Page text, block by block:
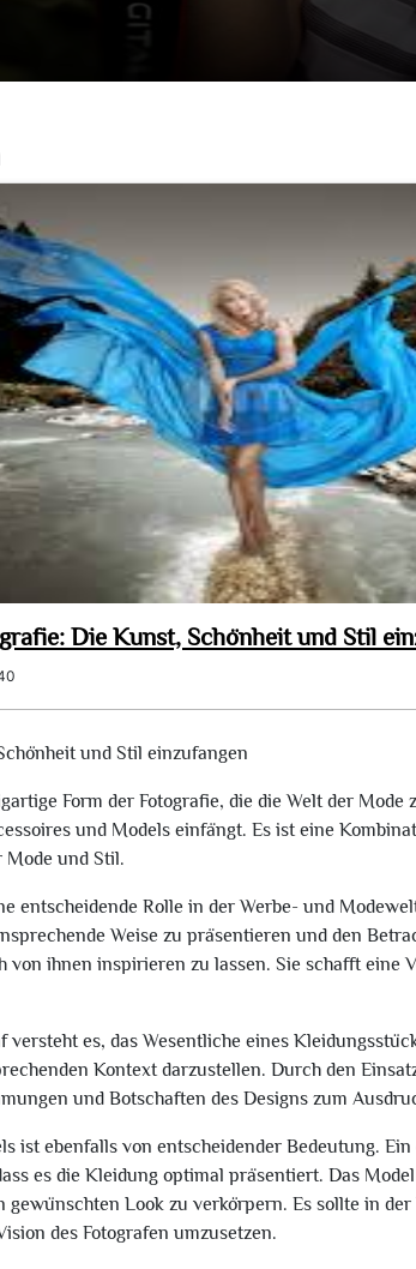
Die Kunst, Schönheit und Stil
und Stil einzufangen
Form der Fotografie, die die Welt der Mode
und Models einfängt. Es ist eine
und Stil.
entscheidende Rolle in der Werbe- und
Weise zu präsentieren und den
von ihnen inspirieren zu lassen. Sie schafft eine
es, das Wesentliche eines
Kontext darzustellen. Durch den
und Botschaften des Designs zum
ist ebenfalls von entscheidender Bedeutung.
es die Kleidung optimal präsentiert. Das
gewünschten Look zu verkörpern. Es sollte in
des Fotografen umzusetzen.